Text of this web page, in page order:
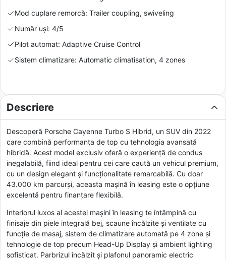
Mod cuplare remorcă: Trailer coupling, swiveling
Număr uși: 4/5
Pilot automat: Adaptive Cruise Control
Sistem climatizare: Automatic climatisation, 4 zones
Descriere
Descoperă Porsche Cayenne Turbo S Hibrid, un SUV din 2022
care combină performanța de top cu tehnologia avansată
hibridă. Acest model exclusiv oferă o experiență de condus
inegalabilă, fiind ideal pentru cei care caută un vehicul premium,
cu un design elegant și funcționalitate remarcabilă. Cu doar
43.000 km parcurși, aceasta mașină în leasing este o opțiune
excelentă pentru finanțare flexibilă.
Interiorul luxos al acestei mașini în leasing te întâmpină cu
finisaje din piele integrală bej, scaune încălzite și ventilate cu
funcție de masaj, sistem de climatizare automată pe 4 zone și
tehnologie de top precum Head-Up Display și ambient lighting
sofisticat. Parbrizul încălzit și plafonul panoramic electric